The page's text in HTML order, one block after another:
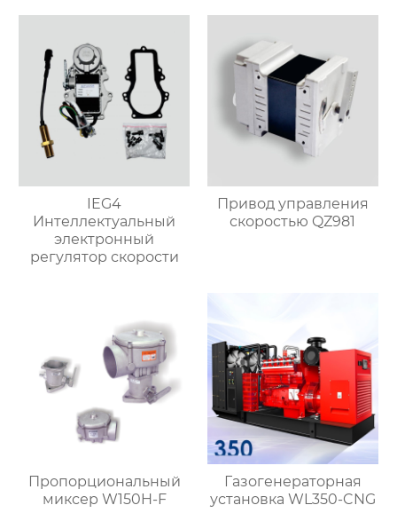
IEG4
Интеллектуальный
электронный
регулятор скорости
Привод управления
скоростью QZ981
Пропорциональный
миксер W150H-F
Газогенераторная
установка WL350-CNG